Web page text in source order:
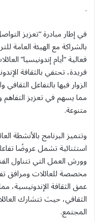
.
في إطار مبادرة “تعزيز
بالشراكة مع الهيئة
فعالية “أيام إندونيسيا”
فريدة، تحتفي بالثقافة
الزوار فيها بالتفاعل
مما يسهم في تعزيز
متنوعة.
وتتميز البرنامج بالأنشطة
استثنائية تشمل عروضًا
وورش العمل التي تتناول
مخصصة للعائلات ومرافق
عمق الثقافة الإندونيسية،
الثقافي، حيث تتشارك
المجتمع.